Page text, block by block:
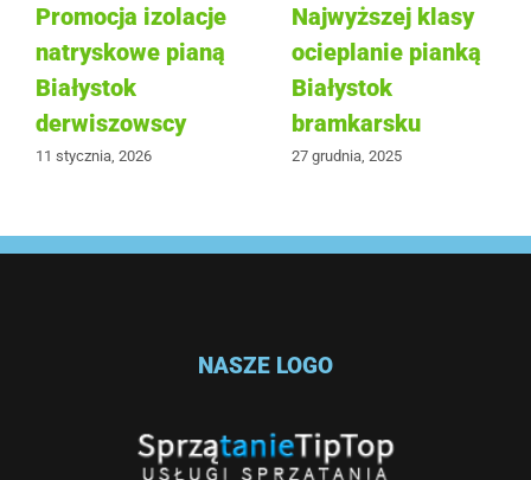
Promocja izolacje
natryskowe pianą
Białystok
derwiszowscy
11 stycznia, 2026
Najwyższej klasy
ocieplanie pianką
Białystok
bramkarsku
27 grudnia, 2025
NASZE LOGO